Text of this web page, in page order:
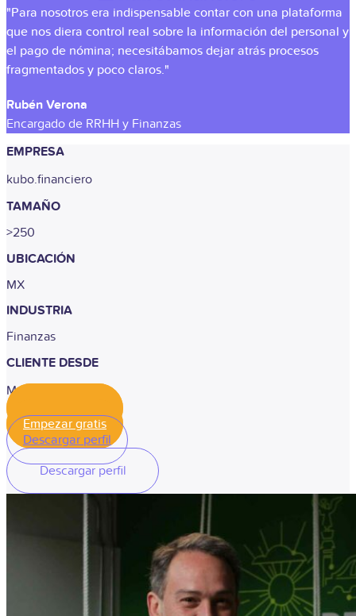
"Para nosotros era indispensable contar con una plataforma
que nos diera control real sobre la información del personal y
el pago de nómina; necesitábamos dejar atrás procesos
fragmentados y poco claros."
Rubén Verona
Encargado de RRHH y Finanzas
EMPRESA
kubo.financiero
TAMAÑO
>250
UBICACIÓN
MX
INDUSTRIA
Finanzas
CLIENTE DESDE
Marzo 2019
Empezar gratis
Descargar perfil
Descargar perfil